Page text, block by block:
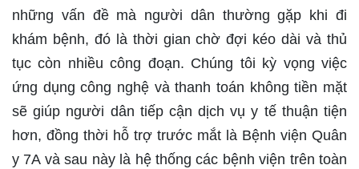
những vấn đề mà người dân thường gặp khi đi
khám bệnh, đó là thời gian chờ đợi kéo dài và thủ
tục còn nhiều công đoạn. Chúng tôi kỳ vọng việc
ứng dụng công nghệ và thanh toán không tiền mặt
sẽ giúp người dân tiếp cận dịch vụ y tế thuận tiện
hơn, đồng thời hỗ trợ trước mắt là Bệnh viện Quân
y 7A và sau này là hệ thống các bệnh viện trên toàn